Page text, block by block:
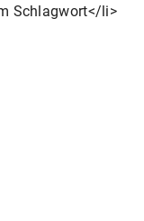
Schlagwort</li>